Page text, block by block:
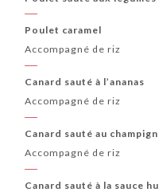
Poulet caramel
Accompagné de riz
Canard sauté à l’ananas
Accompagné de riz
Canard sauté au
Accompagné de riz
Canard sauté à la sauce